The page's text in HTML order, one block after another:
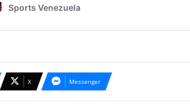
X Messenger